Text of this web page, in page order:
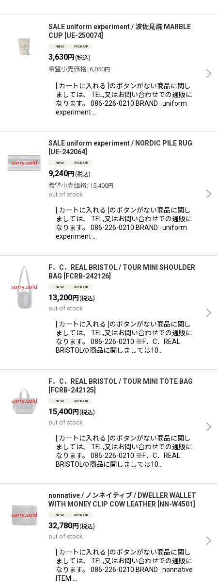
SALE uniform experiment / 波佐見焼 MARBLE
CUP UE-250074
3,630円 (税込)
希望小売価格: 6,050円
[ カートに入れる ]のボタンがない商品に関し
ましては、 TEL,又はお問い合わせでの通販に
なります。 086-226-0210 BRAND : uniform
experiment …
SALE uniform experiment / NORDIC PILE RUG
UE-242064
9,240円 (税込)
希望小売価格: 15,400円
out of stock
[ カートに入れる ]のボタンがない商品に関し
ましては、 TEL,又はお問い合わせでの通販に
なります。 086-226-0210 BRAND : uniform
experiment …
F．C．REAL BRISTOL / TOUR MINI SHOULDER
BAG
FCRB-242126
13,200円 (税込)
out of stock
[ カートに入れる ]のボタンがない商品に関し
ましては、 TEL,又はお問い合わせでの通販に
なります。 086-226-0210 ※F．C．REAL
BRISTOLの商品に関しましては10…
F．C．REAL BRISTOL / TOUR MINI TOTE BAG
FCRB-242125
15,400円 (税込)
out of stock
[ カートに入れる ]のボタンがない商品に関し
ましては、 TEL,又はお問い合わせでの通販に
なります。 086-226-0210 ※F．C．REAL
BRISTOLの商品に関しましては10…
nonnative / ノンネイティブ / DWELLER WALLET
WITH MONEY CLIP COW LEATHER
NN-W4501
32,780円 (税込)
out of stock
[ カートに入れる ]のボタンがない商品に関し
ましては、 TEL,又はお問い合わせでの通販に
なります。 086-226-0210 BRAND : nonnative
ITEM …